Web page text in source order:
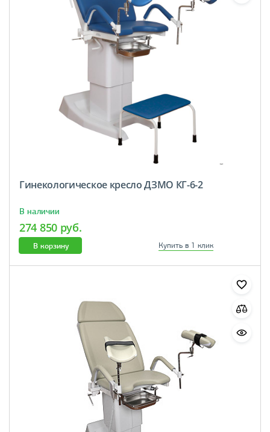
Гинекологическое кресло ДЗМО КГ-6-2
В наличии
274 850 руб.
В корзину Купить в 1 клик